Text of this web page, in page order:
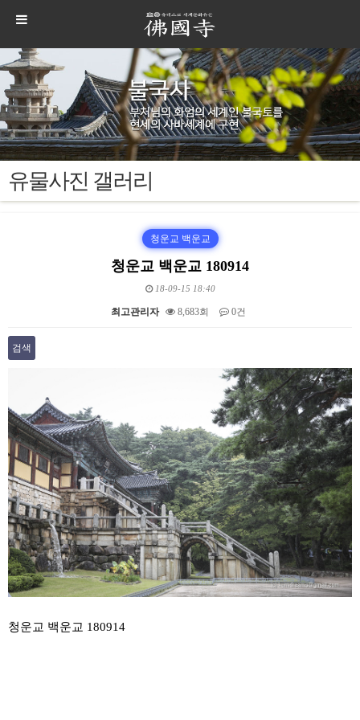
유물사진 갤러리
청운교 백운교
청운교 백운교 180914
18-09-15 18:40
최고관리자 8,683회 0건
검색
청운교 백운교 180914